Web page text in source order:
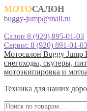
МОТОСАЛОН
buggy-jump@mail.ru
Салон 8 (920) 895-01-03
Сервис 8 (920) 891-01-03
Перейти
к
навигации
Перейти
к
содержимому
Мотосалон Buggy Jump
снегоходы, скутеры,
мотоэкипировка и
Техника для наших
Искать: